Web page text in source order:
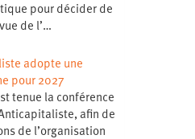
pour décider de
de l’…
adopte une
pour 2027
tenue la conférence
afin de
de l’organisation